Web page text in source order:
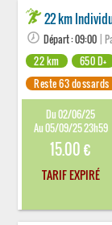
22 km
Départ : 09:00 |
22 km
650 D+
Reste 63 dossards
Du 02/06/25
Au 05/09/25 23h59
15.00 €
TARIF EXPIRÉ